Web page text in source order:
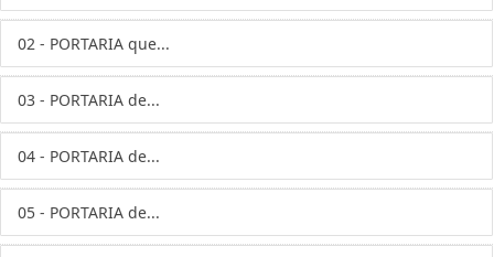
02 - PORTARIA que...
03 - PORTARIA de...
04 - PORTARIA de...
05 - PORTARIA de...